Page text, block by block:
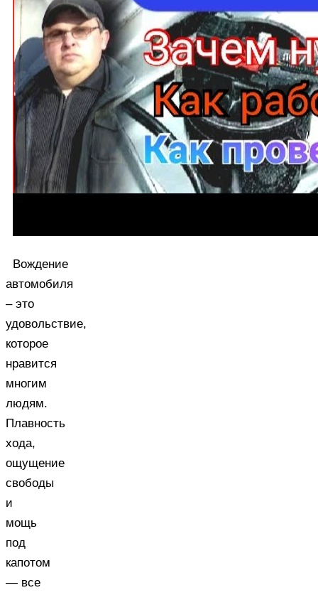
Вождение
автомобиля
– это
удовольствие,
которое
нравится
многим
людям.
Плавность
хода,
ощущение
свободы
и
мощь
под
капотом
— все